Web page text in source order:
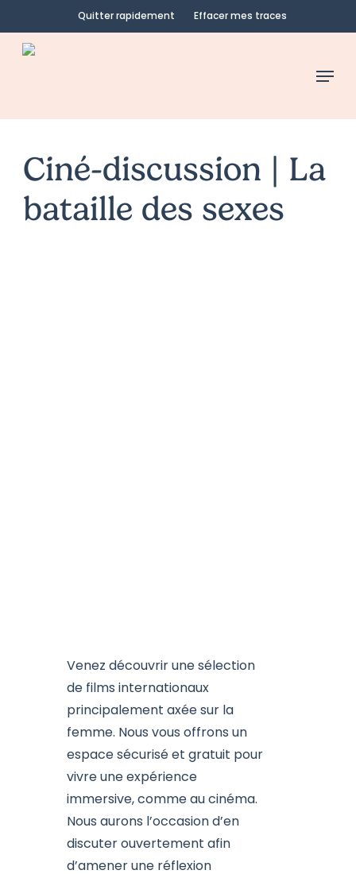
to
main
Quitter rapidement Effacer mes traces
Menu
Ciné-discussion | La
bataille des sexes
Venez découvrir une sélection
de films internationaux
principalement axée sur la
femme. Nous vous offrons un
espace sécurisé et gratuit pour
vivre une expérience
immersive, comme au cinéma.
Nous aurons l’occasion d’en
discuter ouvertement afin
d’amener une réflexion